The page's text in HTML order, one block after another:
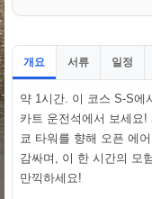
개요 서류 일정
약 1시간. 이 코스 S-S에
카트 운전석에서 보세요
쿄 타워를 향해 오픈 에
감싸며, 이 한 시간의 모
만끽하세요!